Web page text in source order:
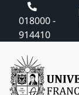
018000 -
914410